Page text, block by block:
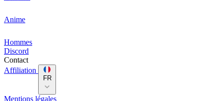
Anime
Hommes
Discord
Contact
Affiliation
FR
Mentions légales